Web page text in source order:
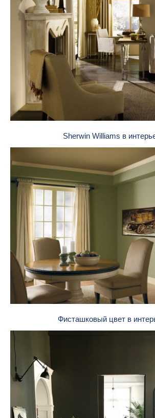
Sherwin Williams в
Фисташковый цвет в